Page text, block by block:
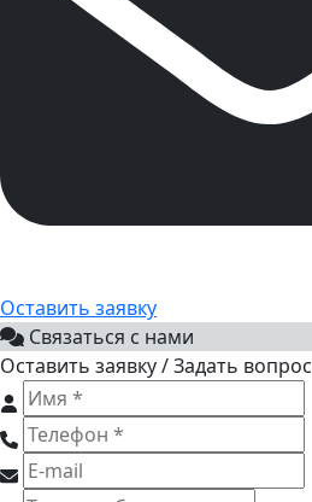
Оставить заявку
Связаться с нами
Оставить заявку / Задать вопрос